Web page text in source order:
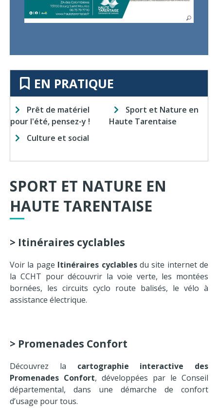
EN PRATIQUE
Prêt de matériel
pour l'été, pensez-y !
Sport et Nature en
Haute Tarentaise
Culture et social
SPORT ET NATURE EN
HAUTE TARENTAISE
> Itinéraires cyclables
Voir la page Itinéraires cyclablesdu site internet de
la CCHT pour découvrir la voie verte, les montées
bornées, les circuits cyclo route balisés, le vélo à
assistance électrique.
> Promenades Confort
Découvrez la cartographie interactive des
Promenades Confort, développées par le Conseil
départemental, dans une démarche de confort
d’usage pour tous.